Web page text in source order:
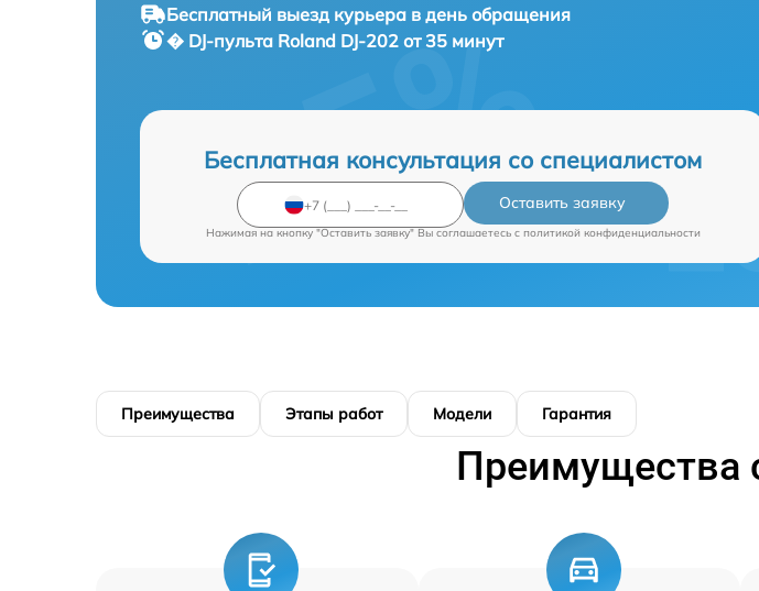
Бесплатный выезд курьера в день обращения
� DJ-пульта Roland DJ-202 от 35 минут
Бесплатная консультация со специалистом
Оставить заявку
Нажимая на кнопку "Оставить заявку" Вы соглашаетесь c политикой конфиденциальности
Преимущества Этапы работ Модели Гарантия
Преимущества